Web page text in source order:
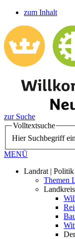
zum Inhalt
zur Suche
Volltextsuche
Hier Suchbegriff
MENÜ
Landrat | Politik
Themen